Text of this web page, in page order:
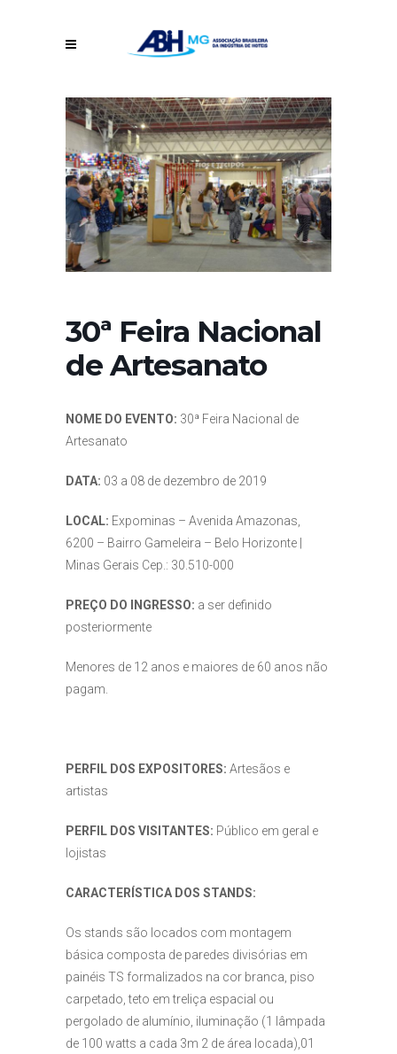
30ª Feira Nacional
de Artesanato
NOME DO EVENTO: 30ª Feira Nacional de
Artesanato
DATA: 03 a 08 de dezembro de 2019
LOCAL: Expominas – Avenida Amazonas,
6200 – Bairro Gameleira – Belo Horizonte |
Minas Gerais Cep.: 30.510-000
PREÇO DO INGRESSO: a ser definido
posteriormente
Menores de 12 anos e maiores de 60 anos não
pagam.
PERFIL DOS EXPOSITORES: Artesãos e
artistas
PERFIL DOS VISITANTES: Público em geral e
lojistas
CARACTERÍSTICA DOS STANDS:
Os stands são locados com montagem
básica composta de paredes divisórias em
painéis TS formalizados na cor branca, piso
carpetado, teto em treliça espacial ou
pergolado de alumínio, iluminação (1 lâmpada
de 100 watts a cada 3m 2 de área locada),01